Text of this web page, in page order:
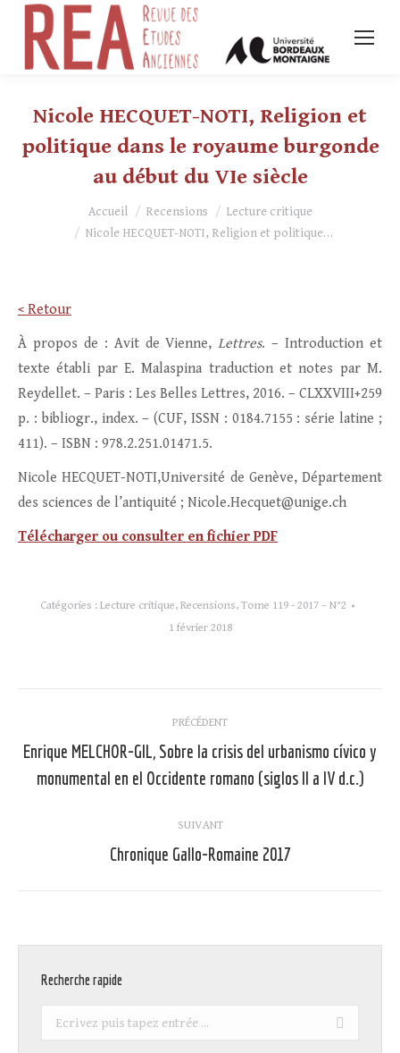
Nicole HECQUET-NOTI, Religion et
politique dans le royaume burgonde
au début du VIe siècle
Vous êtes ici :Accueil Recensions
Lecture critique
Nicole HECQUET-NOTI, Religion et politique…
< Retour
À propos de : Avit de Vienne, Lettres. – Introduction et
texte établi par E. Malaspina traduction et notes par M.
Reydellet. – Paris : Les Belles Lettres, 2016. – CLXXVIII+259
p. : bibliogr., index. – (CUF, ISSN : 0184.7155 : série latine ;
411). – ISBN : 978.2.251.01471.5.
Nicole HECQUET-NOTI,Université de Genève, Département
des sciences de l’antiquité ; Nicole.Hecquet@unige.ch
Télécharger ou consulter en fichier PDF
Catégories : Lecture critique, Recensions, Tome 119 - 2017 – N°2
1 février 2018
article
PRÉCÉDENT
Article
précédent
Enrique MELCHOR-GIL, Sobre la crisis del urbanismo cívico y
monumental en el Occidente romano (siglos II a IV d.c.)
SUIVANT
Article
Chronique Gallo-Romaine 2017
Recherche rapide
Recherche